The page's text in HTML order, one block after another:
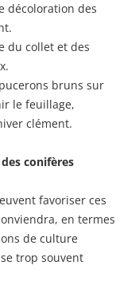
décoloration des
du collet et des
bruns sur
le feuillage,
clément.
conifères
favoriser ces
en termes
de culture
trop souvent